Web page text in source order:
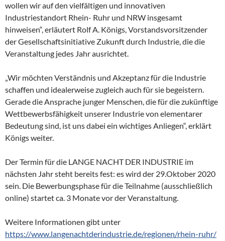
wollen wir auf den vielfältigen und innovativen
Industriestandort Rhein- Ruhr und NRW insgesamt
hinweisen“, erläutert Rolf A. Königs, Vorstandsvorsitzender
der Gesellschaftsinitiative Zukunft durch Industrie, die die
Veranstaltung jedes Jahr ausrichtet.
„Wir möchten Verständnis und Akzeptanz für die Industrie
schaffen und idealerweise zugleich auch für sie begeistern.
Gerade die Ansprache junger Menschen, die für die zukünftige
Wettbewerbsfähigkeit unserer Industrie von elementarer
Bedeutung sind, ist uns dabei ein wichtiges Anliegen“, erklärt
Königs weiter.
Der Termin für die LANGE NACHT DER INDUSTRIE im
nächsten Jahr steht bereits fest: es wird der 29.Oktober 2020
sein. Die Bewerbungsphase für die Teilnahme (ausschließlich
online) startet ca. 3 Monate vor der Veranstaltung.
Weitere Informationen gibt unter
https://www.langenachtderindustrie.de/regionen/rhein-ruhr/